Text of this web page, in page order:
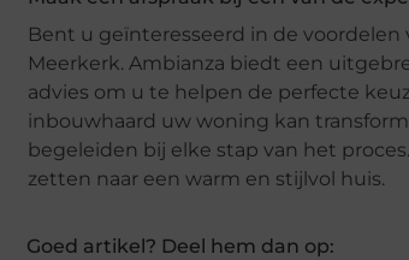
Bent u geïnteresseerd in de
Meerkerk. Ambianza biedt een
advies om u te helpen de perfecte
inbouwhaard uw woning kan
begeleiden bij elke stap van het
zetten naar een warm en stijlvol huis.
Goed artikel? Deel hem dan op: